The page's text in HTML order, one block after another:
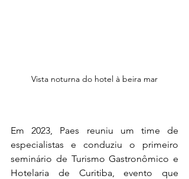
Vista noturna do hotel à beira mar
Em 2023, Paes reuniu um time de
especialistas e conduziu o primeiro
seminário de Turismo Gastronômico e
Hotelaria de Curitiba, evento que